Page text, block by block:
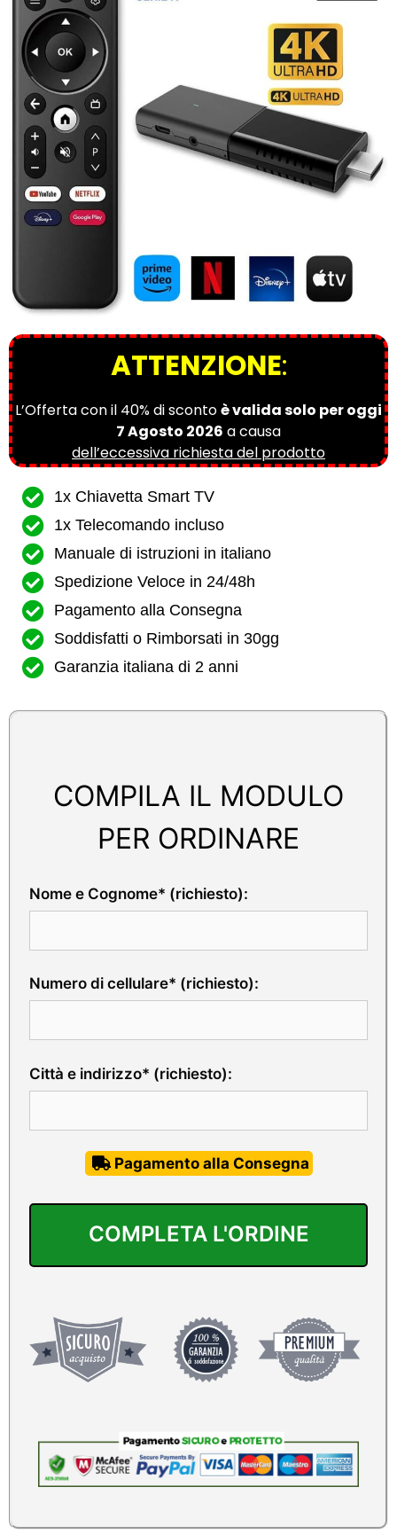
ATTENZIONE:
L’Offerta con il 40% di scontoè valida solo per oggi
7 Agosto 2026 a causa
dell’eccessiva richiesta del prodotto
1x Chiavetta Smart TV
1x Telecomando incluso
Manuale di istruzioni in italiano
Spedizione Veloce in 24/48h
Pagamento alla Consegna
Soddisfatti o Rimborsati in 30gg
Garanzia italiana di 2 anni
COMPILA IL MODULO
PER ORDINARE
Nome e Cognome* (richiesto):
Numero di cellulare* (richiesto):
Città e indirizzo* (richiesto):
Pagamento alla Consegna